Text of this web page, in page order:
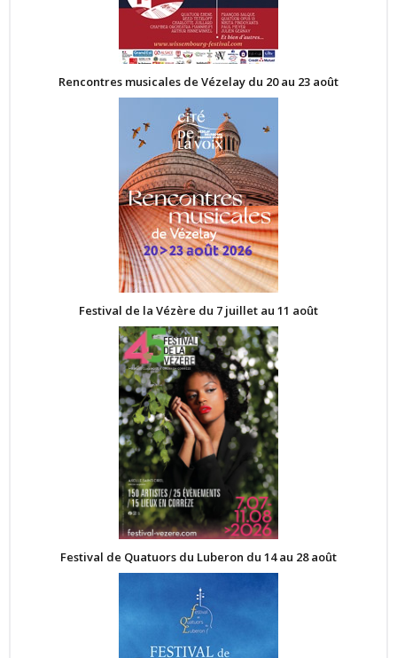
Rencontres musicales de Vézelay du 20 au 23 août
Festival de la Vézère du 7 juillet au 11 août
Festival de Quatuors du Luberon du 14 au 28 août